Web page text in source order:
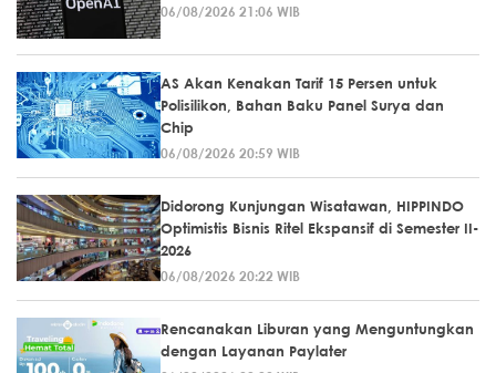
06/08/2026 21:06 WIB
AS Akan Kenakan Tarif 15 Persen untuk
Polisilikon, Bahan Baku Panel Surya dan
Chip
06/08/2026 20:59 WIB
Didorong Kunjungan Wisatawan, HIPPINDO
Optimistis Bisnis Ritel Ekspansif di Semester II-
2026
06/08/2026 20:22 WIB
Rencanakan Liburan yang Menguntungkan
dengan Layanan Paylater